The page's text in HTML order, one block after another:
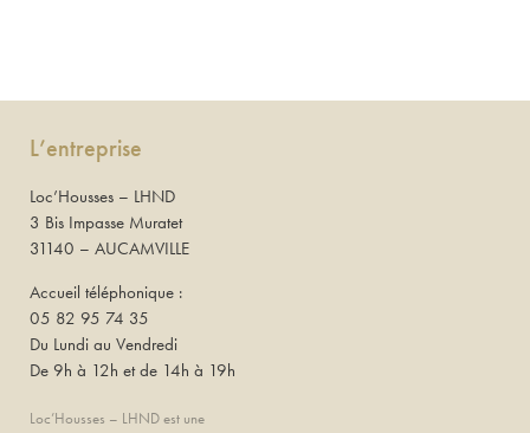
L’entreprise
Loc’Housses – LHND
3 Bis Impasse Muratet
31140 – AUCAMVILLE
Accueil téléphonique :
05 82 95 74 35
Du Lundi au Vendredi
De 9h à 12h et de 14h à 19h
Loc’Housses – LHND est une